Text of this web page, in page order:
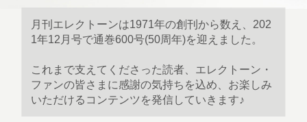
月刊エレクトーンは1971年の創刊から数え、202
1年12月号で通巻600号(50周年)を迎えました。
これまで支えてくださった読者、エレクトーン・
ファンの皆さまに感謝の気持ちを込め、お楽しみ
いただけるコンテンツを発信していきます♪